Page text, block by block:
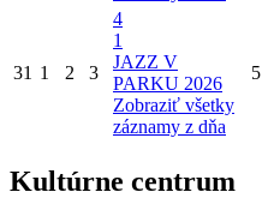
31 1 2 3
4
1
JAZZ V
PARKU 2026
Zobraziť všetky
záznamy z dňa
5
Kultúrne centrum